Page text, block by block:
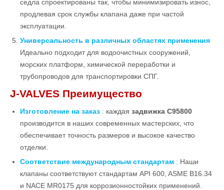
седла спроектированы так, чтобы минимизировать износ,
продлевая срок службы клапана даже при частой
эксплуатации.
Универсальность в различных областях применения
Идеально подходит для водоочистных сооружений,
морских платформ, химической переработки и
трубопроводов для транспортировки СПГ.
J-VALVES Преимущество
Изготовление на заказ : каждая задвижка C95800
производится в наших современных мастерских, что
обеспечивает точность размеров и высокое качество
отделки.
Соответствие международным стандартам : Наши
клапаны соответствуют стандартам API 600, ASME B16.34
и NACE MR0175 для коррозионностойких применений.